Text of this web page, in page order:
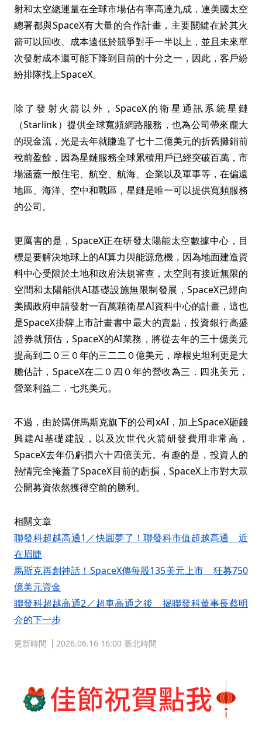
射和太空總運量在全球市場佔有率高達九成，連美國太空
總署都與SpaceX有大量的合作計畫，主要關鍵在於其火
箭可以回收、成本遠低於競爭對手一半以上，並且未來單
次發射成本還可能下降到目前的十分之一，因此，客戶紛
紛排隊找上SpaceX。
除了發射火箭以外，SpaceX的衛星通訊系統星鏈
（Starlink）提供全球寬頻網路服務，也為公司帶來龐大
的現金流，光是去年就賺進了七十二億美元的折舊攤銷前
稅前盈餘，因為星鏈服務全球累積用戶已經突破百萬，市
場涵蓋一般住宅、航空、航海、企業以及軍事等，在偏遠
地區、海洋、空中和戰區，星鏈是唯一可以提供寬頻服務
的公司。
更厲害的是，SpaceX正在研發太陽能太空數據中心，目
標是要解決地球上的AI算力與能源危機，因為地面建造資
料中心受限於土地和政府法規審查，太空則有接近無限的
空間和太陽能供AI基礎設施無限制發展，SpaceX已經向
美國政府申請發射一百萬顆衛星AI資料中心的計畫，這也
是SpaceX掛牌上市計畫書中最大的賣點，投資銀行高盛
證券就預估，SpaceX的AI業務，將從去年的三十億美元
提高到二０三０年的三二二０億美元，摩根史坦利更是大
膽估計，SpaceX在二０四０年的營收為三．四兆美元，
營業利益二．七兆美元。
不過，由於購併馬斯克旗下的公司xAI，加上SpaceX砸錢
興建AI基礎建設，以及次世代火箭研發費用非常高，
SpaceX去年仍虧損六十四億美元。有趣的是，投資人的
熱情完全掩蓋了SpaceX目前的虧損，SpaceX上市對大眾
公開募資依然獲得空前的勝利。
相關文章
聯發科超越高通1／快圓夢了！聯發科市值超越高通 近
在眉睫
馬斯克再創神話！SpaceX傳每股135美元上市 狂募750
億美元資金
聯發科超越高通2／超車高通之後 揭聯發科董事長蔡明
介的下一步
更新時間 2026.06.16 16:00 臺北時間